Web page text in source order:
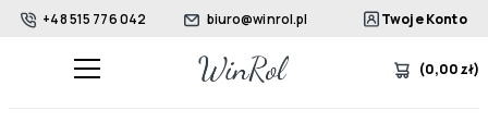
+48 515 776 042 biuro@winrol.pl Twoje Konto
(0,00zł)